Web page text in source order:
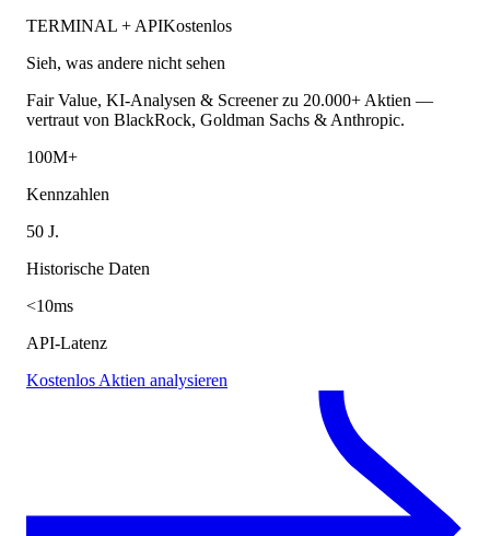
TERMINAL + APIKostenlos
Sieh, was andere nicht sehen
Fair Value, KI-Analysen & Screener zu 20.000+ Aktien —
vertraut von BlackRock, Goldman Sachs & Anthropic.
100M+
Kennzahlen
50 J.
Historische Daten
<10ms
API-Latenz
Kostenlos Aktien analysieren